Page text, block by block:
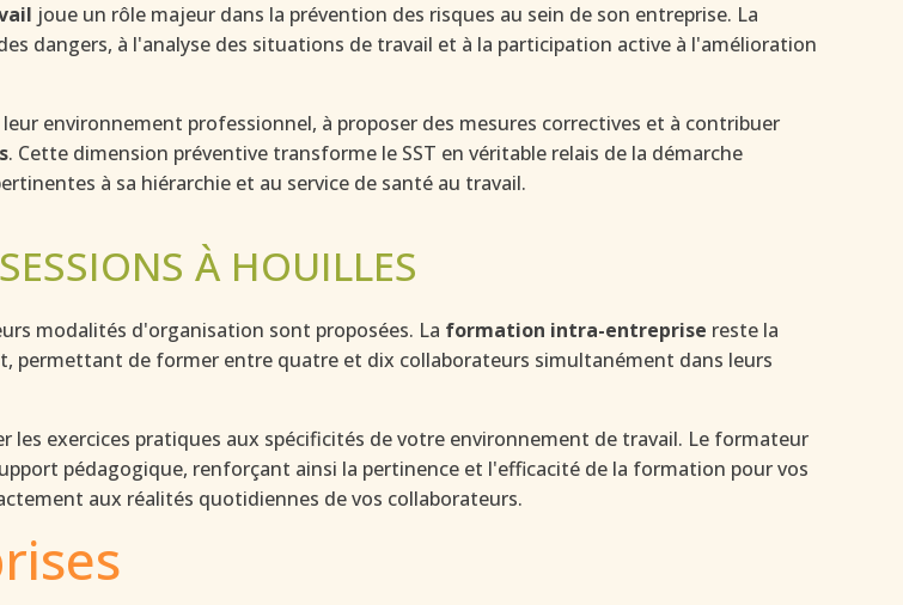
joue un rôle majeur dans la prévention des risques au sein de son entreprise. La
dangers, à l'analyse des situations de travail et à la participation active à l'amélioration
environnement professionnel, à proposer des mesures correctives et à contribuer
. Cette dimension préventive transforme le SST en véritable relais de la démarche
à sa hiérarchie et au service de santé au travail.
À HOUILLES
modalités d'organisation sont proposées. La formation intra-entreprise reste la
permettant de former entre quatre et dix collaborateurs simultanément dans leurs
exercices pratiques aux spécificités de votre environnement de travail. Le formateur
pédagogique, renforçant ainsi la pertinence et l'efficacité de la formation pour vos
aux réalités quotidiennes de vos collaborateurs.